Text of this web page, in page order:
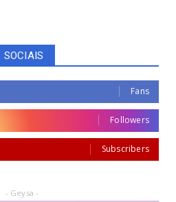
SOCIAIS
Fans
Followers
Subscribers
- Geysa -